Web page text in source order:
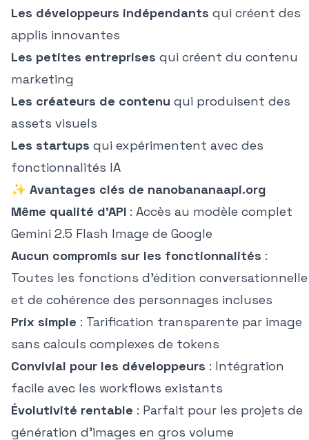
Les développeurs indépendants qui créent des
applis innovantes
Les petites entreprises qui créent du contenu
marketing
Les créateurs de contenu qui produisent des
assets visuels
Les startups qui expérimentent avec des
fonctionnalités IA
✨ Avantages clés de nanobananaapi.org
Même qualité d'API : Accès au modèle complet
Gemini 2.5 Flash Image de Google
Aucun compromis sur les fonctionnalités :
Toutes les fonctions d'édition conversationnelle
et de cohérence des personnages incluses
Prix simple : Tarification transparente par image
sans calculs complexes de tokens
Convivial pour les développeurs : Intégration
facile avec les workflows existants
Évolutivité rentable : Parfait pour les projets de
génération d'images en gros volume